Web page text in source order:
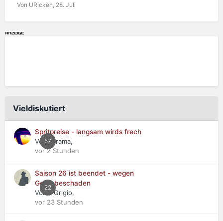
Von URicken, 28. Juli
Vieldiskutiert
57
Spritpreise - langsam wirds frech
Von Jarama,
vor 2 Stunden
22
Saison 26 ist beendet - wegen
Getriebeschaden
Von Il Grigio,
vor 23 Stunden